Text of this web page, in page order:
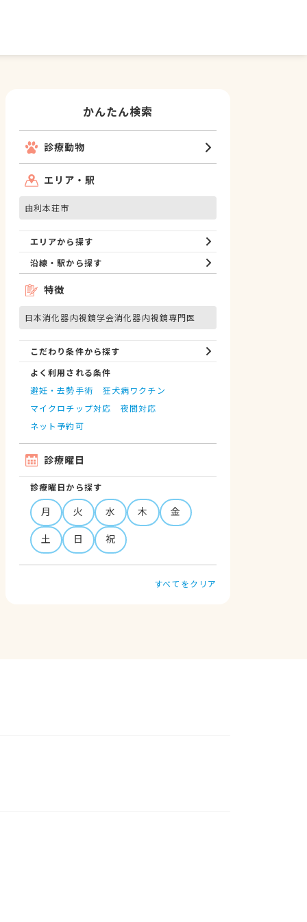
かんたん検索
診療動物
エリア・駅
由利本荘市
エリアから探す
沿線・駅から探す
特徴
日本消化器内視鏡学会消化器内視鏡専門医
こだわり条件から探す
よく利用される条件
避妊・去勢手術
狂犬病ワクチン
マイクロチップ対応
夜間対応
ネット予約可
診療曜日
診療曜日から探す
月 火 水 木
金
土
日 祝
すべてをクリア